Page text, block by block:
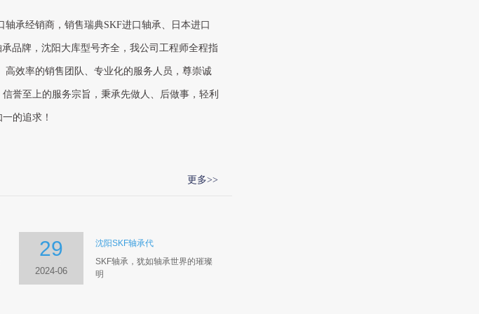
承经销商，销售瑞典SKF进口轴承、日本进口
品牌，沈阳大库型号齐全，我公司工程师全程指
效率的销售团队、专业化的服务人员，尊崇诚
誉至上的服务宗旨，秉承先做人、后做事，轻利
的追求！
更多>>
29
2024-06
沈阳SKF轴承代
SKF轴承，犹如轴承世界的璀璨
明